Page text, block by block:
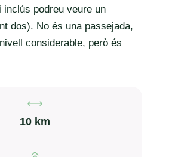
inclús podreu veure un
dos). No és una passejada,
considerable, però és
,
10 km